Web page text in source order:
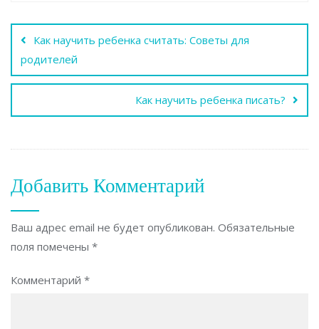
Навигация
по
записям
Как научить ребенка считать: Советы для
родителей
Как научить ребенка писать?
Добавить Комментарий
Ваш адрес email не будет опубликован. Обязательные
поля помечены *
Комментарий *